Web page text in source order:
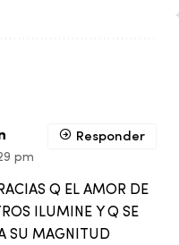
pm
Q EL AMOR DE
ILUMINE Y Q SE
SU MAGNITUD
Responder